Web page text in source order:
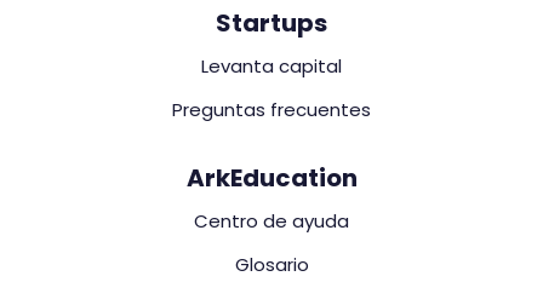
Startups
Levanta capital
Preguntas frecuentes
ArkEducation
Centro de ayuda
Glosario